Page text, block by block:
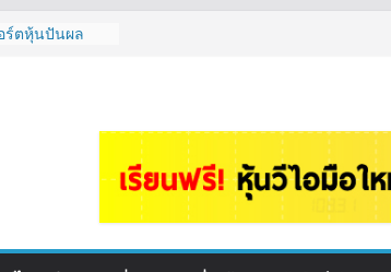
ร์ตหุ้นปันผล
คะ? | Q&A